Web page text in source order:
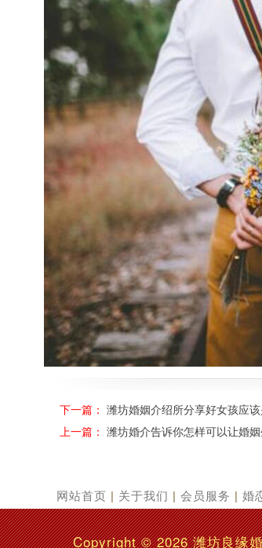
下一篇： 潍坊婚姻介绍所分享好女孩应
上一篇： 潍坊婚介告诉你怎样可以让婚
网站首页 | 关于我们 | 会员服务 | 婚
Copyright © 2026潍坊良缘